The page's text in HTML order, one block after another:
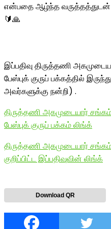
என்பதை ஆழ்ந்த
🔰🙏
இப்பதிவு திருத்தணி
பேஸ்புக் குருப் பக்கத்தில்
அவர்களுக்கு நன்றி) .
திருத்தணி அகமுடையார்
பேஸ்புக் குருப் பக்கம் லிங்க்
திருத்தணி அகமுடையார் சங்கம்
குறிப்பிட்ட இப்பதிவுவின் லிங்க்
Download QR